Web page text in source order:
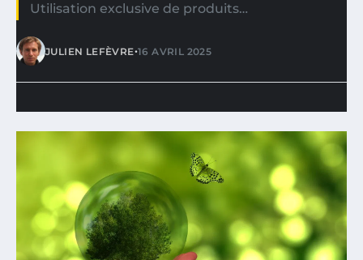
Utilisation exclusive de produits…
JULIEN LEFÈVRE•16 AVRIL 2025